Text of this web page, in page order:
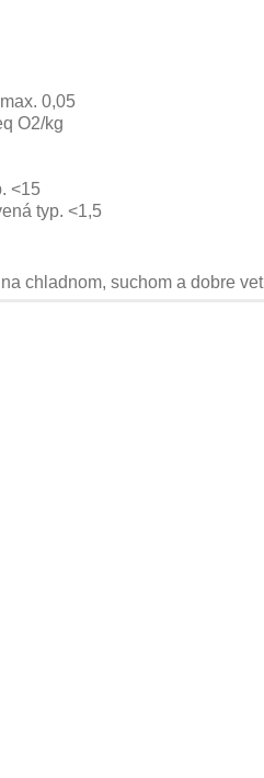
0,05
O2/kg
<15
typ. <1,5
chladnom, suchom a dobre